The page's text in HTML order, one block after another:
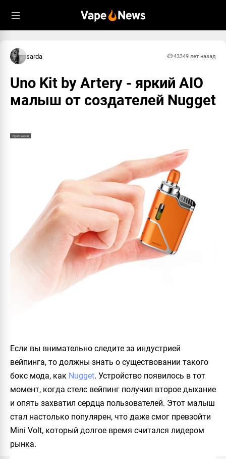
sarda 43349 лет назад
Uno Kit by Artery - яркий AIO
малыш от создателей Nugget
Если вы внимательно следите за индустрией
вейпинга, то должны знать о существовании такого
бокс мода, как Nugget. Устройство появилось в тот
момент, когда стелс вейпинг получил второе дыхание
и опять захватил сердца пользователей. Этот малыш
стал настолько популярен, что даже смог превзойти
Mini Volt, который долгое время считался лидером
рынка.